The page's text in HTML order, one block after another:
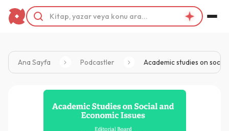
Ana Sayfa Podcastler Academic studies on